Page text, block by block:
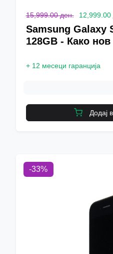
15,999.00 ден. 12,999.00
Samsung Galaxy
128GB - Како нов
+ 12 месеци гаранција
Додај
-33%